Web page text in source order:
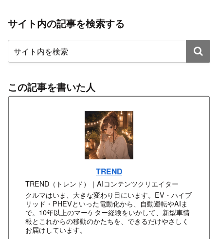
サイト内の記事を検索する
この記事を書いた人
TREND
TREND（トレンド）｜AIコンテンツクリエイター
クルマはいま、大きな変わり目にいます。EV・ハイブ
リッド・PHEVといった電動化から、自動運転やAIま
で。10年以上のマーケター経験をいかして、新型車情
報とこれからの移動のかたちを、できるだけやさしく
お届けしています。